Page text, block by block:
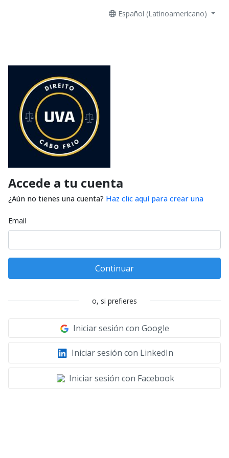
Español (Latinoamericano)
Accede a tu cuenta
¿Aún no tienes una cuenta? Haz clic aquí para crear una
Email
Continuar
o, si prefieres
Iniciar sesión con Google
Iniciar sesión con LinkedIn
Iniciar sesión con Facebook